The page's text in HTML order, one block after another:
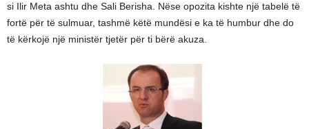
si Ilir Meta ashtu dhe Sali Berisha. Nëse opozita kishte një tabelë të
fortë për të sulmuar, tashmë këtë mundësi e ka të humbur dhe do
të kërkojë një ministër tjetër për ti bërë akuza.